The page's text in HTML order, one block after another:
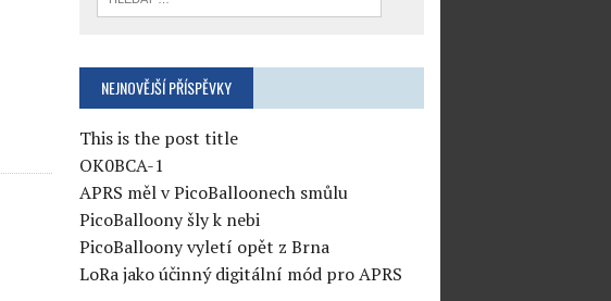
NEJNOVĚJŠÍ PŘÍSPĚVKY
This is the post title
OK0BCA-1
APRS měl v PicoBalloonech smůlu
PicoBalloony šly k nebi
PicoBalloony vyletí opět z Brna
LoRa jako účinný digitální mód pro APRS